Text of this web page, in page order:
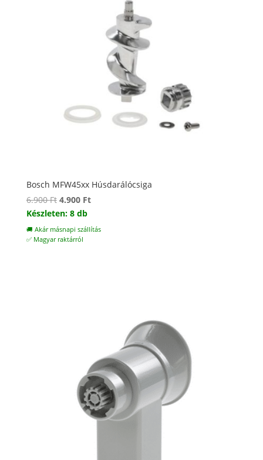
Bosch MFW45xx Húsdarálócsiga
6.900Ft Original
price
was:
6.900 Ft.
4.900 FtCurrent
is:
Készleten: 8 db
🚚 Akár másnapi szállítás
✅ Magyar raktárról